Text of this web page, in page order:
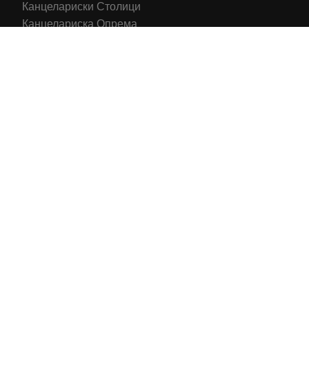
Канцелариски Столици
Канцелариска Опрема